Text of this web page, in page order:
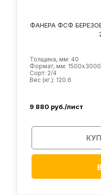
ФАНЕРА ФСФ
Толщина, мм: 40
Формат, мм: 1500х3000
Сорт: 2/4
Вес (кг.): 120.6
9 880 руб./лист